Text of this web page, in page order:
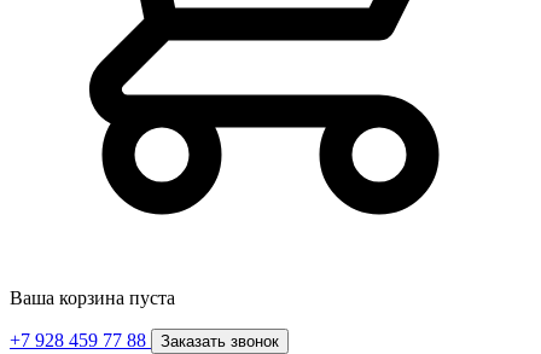
Ваша корзина пуста
+7 928 459 77 88 Заказать звонок